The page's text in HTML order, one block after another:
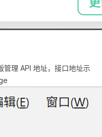
理 API 地址，接口地址示